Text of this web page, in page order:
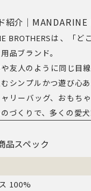
紹介｜MANDARINE
BROTHERSは、「
品ブランド。
友人のように同じ目
シンプルかつ遊び心
リーバッグ、おもち
づくりで、多くの愛
品スペック
100%